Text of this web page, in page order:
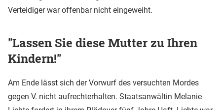
Verteidiger war offenbar nicht eingeweiht.
"Lassen Sie diese Mutter zu Ihren
Kindern!"
Am Ende lässt sich der Vorwurf des versuchten Mordes
gegen V. nicht aufrechterhalten. Staatsanwältin Melanie